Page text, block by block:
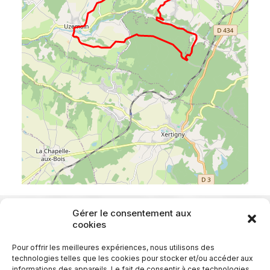
Gérer le consentement aux
cookies
Pour offrir les meilleures expériences, nous utilisons des
technologies telles que les cookies pour stocker et/ou accéder aux